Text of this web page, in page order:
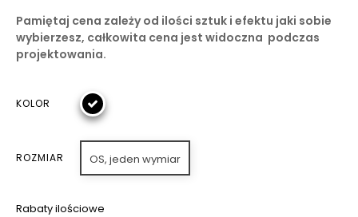
Pamiętaj cena zależy od ilości sztuk i efektu jaki sobie
wybierzesz, całkowita cena jest widoczna podczas
projektowania.
KOLOR
ROZMIAR OS, jeden wymiar
Rabaty ilościowe